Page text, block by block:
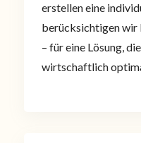
erstellen eine
berücksichtigen wir
– für eine Lösung,
wirtschaftlich